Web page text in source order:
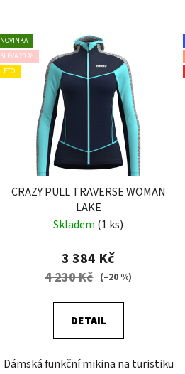
NOVINKA
SLEVA 20 %
LÉTO
CRAZY PULL TRAVERSE WOMAN
LAKE
Skladem (1 ks)
3 384 Kč
4 230 Kč (–20 %)
DETAIL
Dámská funkční mikina na turistiku